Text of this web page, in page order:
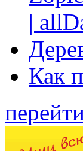
|
Как